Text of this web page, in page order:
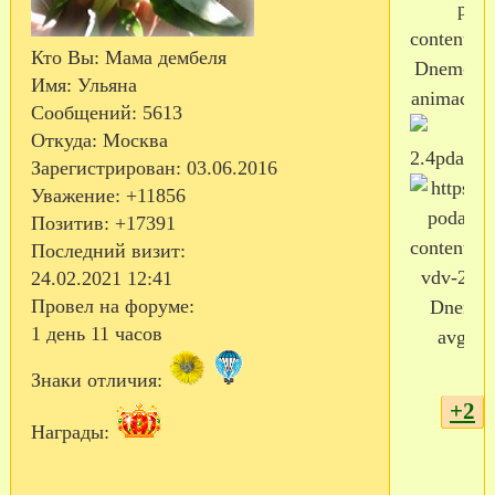
Кто Вы: Мама дембеля
Имя: Ульяна
Сообщений: 5613
Откуда: Москва
Зарегистрирован: 03.06.2016
Уважение: +11856
Позитив: +17391
Последний визит:
24.02.2021 12:41
Провел на форуме:
1 день 11 часов
Знаки отличия:
Награды:
+2